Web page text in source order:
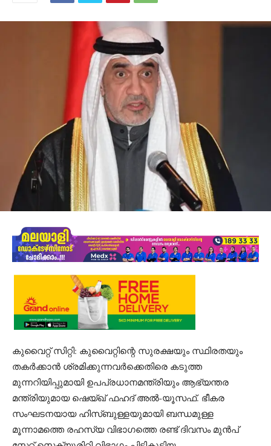
കുവൈറ്റ് സിറ്റി: കുവൈറ്റിന്റെ സുരക്ഷയും സ്ഥിരതയും
തകർക്കാൻ ശ്രമിക്കുന്നവർക്കെതിരെ കടുത്ത
മുന്നറിയിപ്പുമായി ഉപപ്രധാനമന്ത്രിയും ആഭ്യന്തര
മന്ത്രിയുമായ ഷെയ്ഖ് ഫഹദ് അൽ-യൂസഫ്. ഭീകര
സംഘടനയായ ഹിസ്ബുള്ളയുമായി ബന്ധമുള്ള
മൂന്നാമത്തെ രഹസ്യ വിഭാഗത്തെ രണ്ട് ദിവസം മുൻപ്